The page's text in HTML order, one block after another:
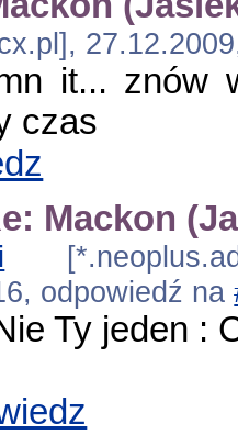
it... znów
czas
Mackon
odpowiedź na
Ty jeden :